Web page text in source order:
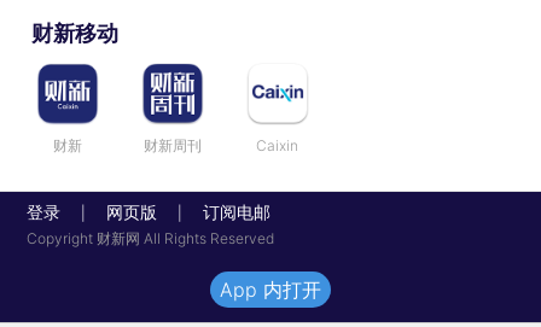
财新移动
财新 财新周刊 Caixin
登录 网页版 订阅电邮
Copyright 财新网 All Rights Reserved
App 内打开